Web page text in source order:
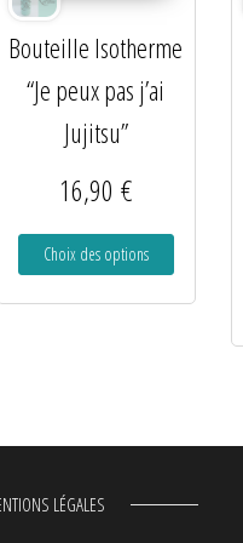
Bouteille Isotherme
“Je peux pas j’ai
Jujitsu”
16,90 €
Choix des options
LÉGALES